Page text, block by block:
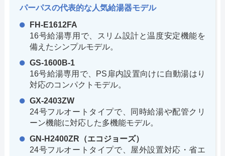
パーパスの代表的な人気給湯器モデル
FH-E1612FA
16号給湯専用で、スリム設計と温度安定機能を
備えたシンプルモデル。
GS-1600B-1
16号給湯専用で、PS扉内設置向けに自動湯はり
対応のコンパクトモデル。
GX-2403ZW
24号フルオートタイプで、同時給湯や配管クリ
ーン機能に対応した多機能モデル。
GN-H2400ZR（エコジョーズ）
24号フルオートタイプで、屋外設置対応・省エ